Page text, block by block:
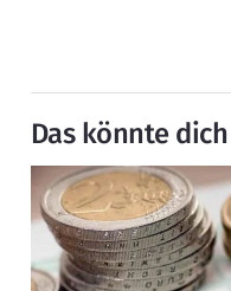
Das könnte